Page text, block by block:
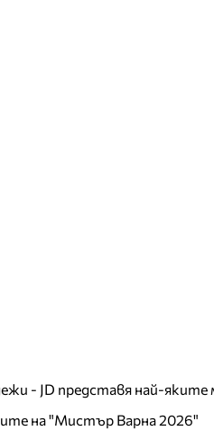
- JD представя най-яките
на "Мистър Варна 2026"